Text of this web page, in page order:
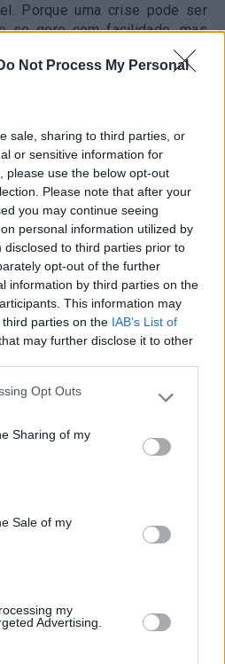
Not Process My Personal
sale, sharing to third parties, or
or sensitive information for
please use the below opt-out
Please note that after your
you may continue seeing
personal information utilized by
to third parties prior to
opt-out of the further
information by third parties on the
This information may
parties on the IAB’s List of
may further disclose it to other
app uses one or more Google
behaviour. You may click to
and its third-party tags to
purposes in below Google
Opt Outs
Sharing of my
Sale of my
my
Advertising.
Porque uma crise pode ser
se gere com facilidade, mas
uma complexa pneumonia que
receitas caseiras.
Gestão
Seguinte
JÁ ESTÁ NO TWITTER?
MELHORES EXEMPLOS
DE ENGAGEMENT
Gostar